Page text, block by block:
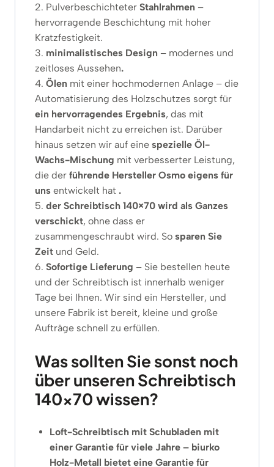
2. Pulverbeschichteter Stahlrahmen –
hervorragende Beschichtung mit hoher
Kratzfestigkeit.
3. minimalistisches Design – modernes und
zeitloses Aussehen.
4. Ölen mit einer hochmodernen Anlage – die
Automatisierung des Holzschutzes sorgt für
ein hervorragendes Ergebnis, das mit
Handarbeit nicht zu erreichen ist. Darüber
hinaus setzen wir auf eine spezielle Öl-
Wachs-Mischung mit verbesserter Leistung,
die der führende Hersteller Osmo eigens für
uns entwickelt hat .
5. der Schreibtisch 140×70 wird als Ganzes
verschickt, ohne dass er
zusammengeschraubt wird. So sparen Sie
Zeit und Geld.
6. Sofortige Lieferung – Sie bestellen heute
und der Schreibtisch ist innerhalb weniger
Tage bei Ihnen. Wir sind ein Hersteller, und
unsere Fabrik ist bereit, kleine und große
Aufträge schnell zu erfüllen.
Was sollten Sie sonst noch
über unseren Schreibtisch
140×70 wissen?
Loft-Schreibtisch mit Schubladen mit
einer Garantie für viele Jahre – biurko
Holz-Metall bietet eine Garantie für